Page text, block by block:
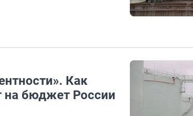
Как
на бюджет России